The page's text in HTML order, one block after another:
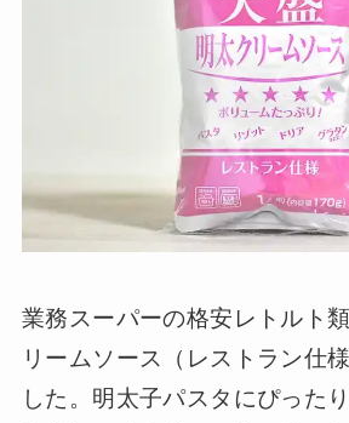
業務スーパーの格安レトルト
リームソース（レストラン仕
した。明太子パスタにぴった